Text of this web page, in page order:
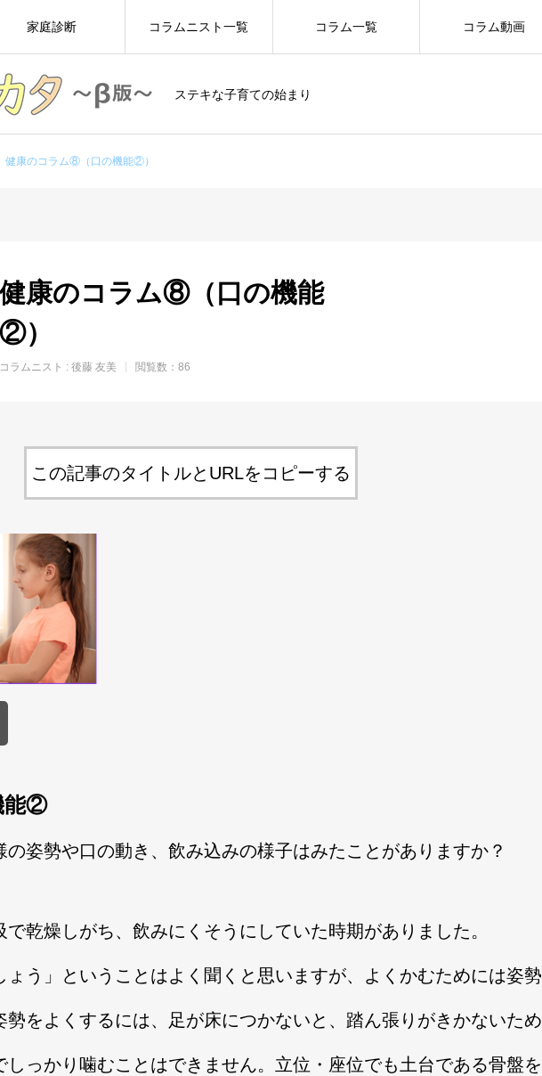
ステキな子育ての始まり
家庭診断 コラムニスト一覧 コラム一覧 コラム動画
健康のコラム⑧（口の機能②）
健康のコラム⑧（口の機能
②）
コラムニスト : 後藤 友美 閲覧数：86
この記事のタイトルとURLをコピーする
能②
の姿勢や口の動き、飲み込みの様子はみたことがありますか？
乾燥しがち、飲みにくそうにしていた時期がありました。
ょう」ということはよく聞くと思いますが、よくかむためには姿勢
勢をよくするには、足が床につかないと、踏ん張りがきかないため
しっかり噛むことはできません。立位・座位でも土台である骨盤を